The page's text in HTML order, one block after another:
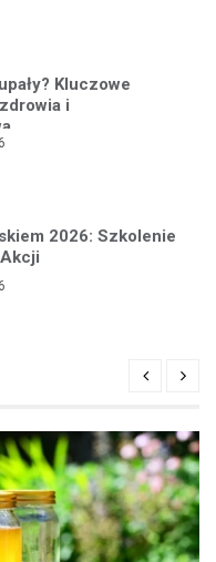
Kluczowe
i
2026: Szkolenie